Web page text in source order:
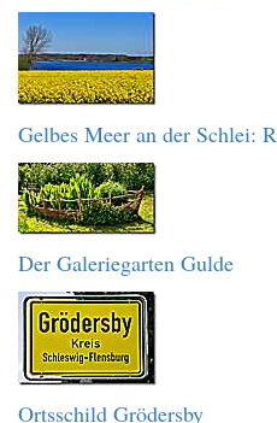
Gelbes Meer an der Schlei:
Der Galeriegarten Gulde
Ortsschild Grödersby